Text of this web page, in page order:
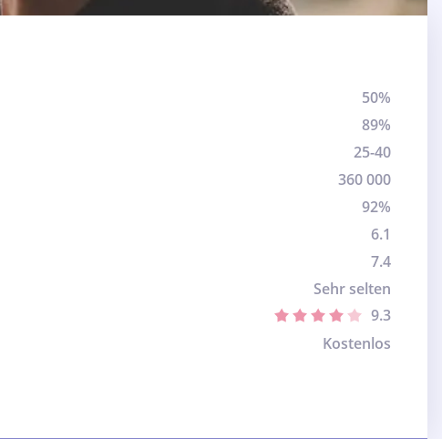
50%
89%
25-40
360 000
92%
6.1
7.4
Sehr selten
9.3
Kostenlos